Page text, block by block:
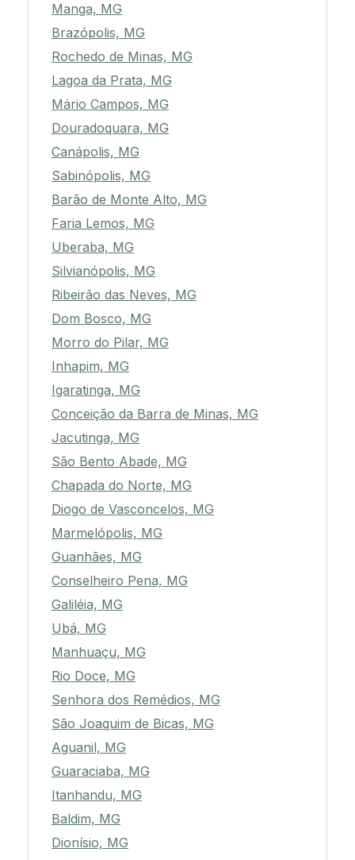
Manga, MG
Brazópolis, MG
Rochedo de Minas, MG
Lagoa da Prata, MG
Mário Campos, MG
Douradoquara, MG
Canápolis, MG
Sabinópolis, MG
Barão de Monte Alto, MG
Faria Lemos, MG
Uberaba, MG
Silvianópolis, MG
Ribeirão das Neves, MG
Dom Bosco, MG
Morro do Pilar, MG
Inhapim, MG
Igaratinga, MG
Conceição da Barra de Minas, MG
Jacutinga, MG
São Bento Abade, MG
Chapada do Norte, MG
Diogo de Vasconcelos, MG
Marmelópolis, MG
Guanhães, MG
Conselheiro Pena, MG
Galiléia, MG
Ubá, MG
Manhuaçu, MG
Rio Doce, MG
Senhora dos Remédios, MG
São Joaquim de Bicas, MG
Aguanil, MG
Guaraciaba, MG
Itanhandu, MG
Baldim, MG
Dionísio, MG